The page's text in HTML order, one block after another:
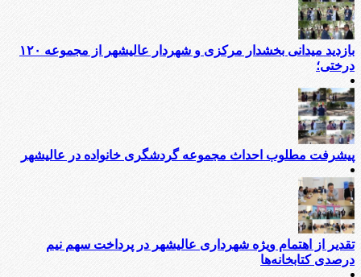
بازدید میدانی بخشدار مرکزی و شهردار عالیشهر از مجموعه ۱۲۰
درختی؛
پیشرفت مطلوب احداث مجموعه گردشگری خانواده در عالیشهر
تقدیر از اهتمام ویژه شهرداری عالیشهر در پرداخت سهم نیم
درصدی کتابخانه‌ها